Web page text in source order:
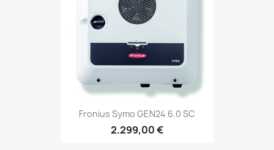
Fronius Symo GEN24 6.0 SC
2.299,00 €